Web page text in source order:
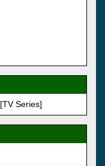
[TV Series]